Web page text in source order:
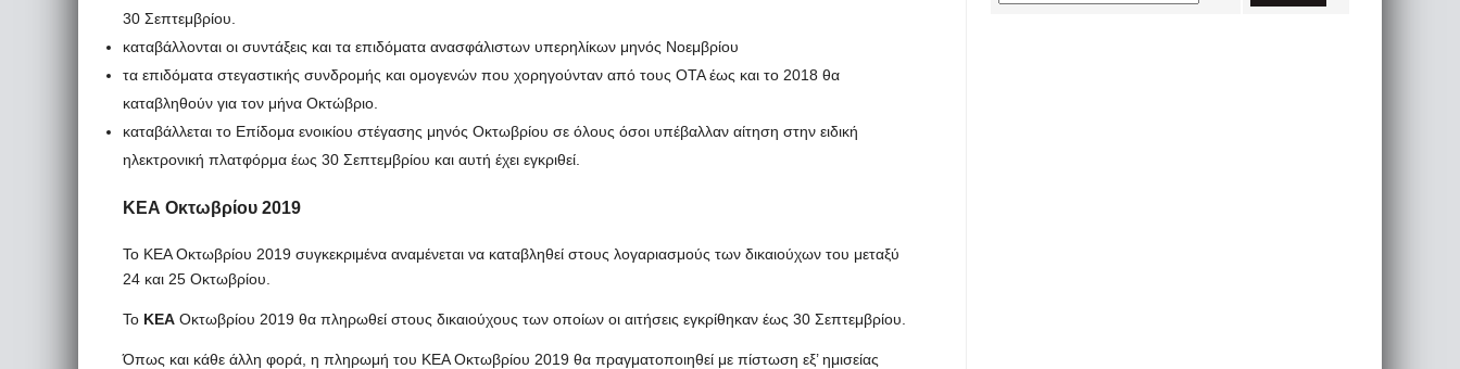
30 Σεπτεμβρίου.
καταβάλλονται οι συντάξεις και τα επιδόματα ανασφάλιστων υπερηλίκων μηνός Νοεμβρίου
τα επιδόματα στεγαστικής συνδρομής και ομογενών που χορηγούνταν από τους ΟΤΑ έως και το 2018 θα
καταβληθούν για τον μήνα Οκτώβριο.
καταβάλλεται το Επίδομα ενοικίου στέγασης μηνός Οκτωβρίου σε όλους όσοι υπέβαλλαν αίτηση στην ειδική
ηλεκτρονική πλατφόρμα έως 30 Σεπτεμβρίου και αυτή έχει εγκριθεί.
ΚΕΑ Οκτωβρίου 2019
Το ΚΕΑ Οκτωβρίου 2019 συγκεκριμένα αναμένεται να καταβληθεί στους λογαριασμούς των δικαιούχων του μεταξύ
24 και 25 Οκτωβρίου.
Το ΚΕΑ Οκτωβρίου 2019 θα πληρωθεί στους δικαιούχους των οποίων οι αιτήσεις εγκρίθηκαν έως 30 Σεπτεμβρίου.
Όπως και κάθε άλλη φορά, η πληρωμή του ΚΕΑ Οκτωβρίου 2019 θα πραγματοποιηθεί με πίστωση εξ’ ημισείας